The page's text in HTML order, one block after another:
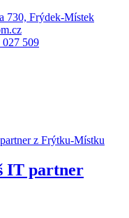
730, Frýdek-Místek
027 509
IT partner